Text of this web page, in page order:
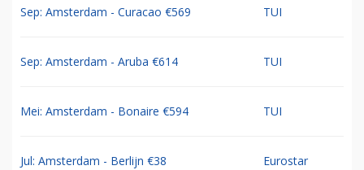
Sep: Amsterdam - Curacao €569 TUI
Sep: Amsterdam - Aruba €614 TUI
Mei: Amsterdam - Bonaire €594 TUI
Jul: Amsterdam - Berlijn €38 Eurostar